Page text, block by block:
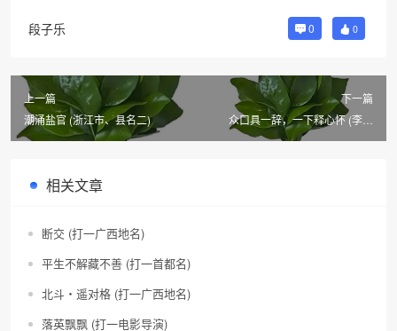
段子乐 0 0
上一篇
潮涌盐官 (浙江市、县名二)
下一篇
众口具一辞，一下释心怀 (李白
《与韩荆州书》一句，4字)
相关文章
断交 (打一广西地名)
平生不解藏不善 (打一首都名)
北斗・遥对格 (打一广西地名)
落英飘飘 (打一电影导演)